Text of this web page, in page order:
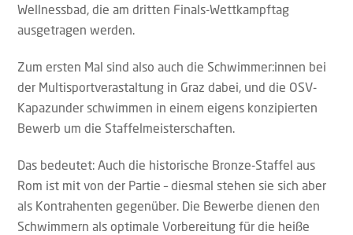
Wellnessbad, die am dritten Finals-Wettkampftag
ausgetragen werden.
Zum ersten Mal sind also auch die Schwimmer:innen bei
der Multisportverastaltung in Graz dabei, und die OSV-
Kapazunder schwimmen in einem eigens konzipierten
Bewerb um die Staffelmeisterschaften.
Das bedeutet: Auch die historische Bronze-Staffel aus
Rom ist mit von der Partie – diesmal stehen sie sich aber
als Kontrahenten gegenüber. Die Bewerbe dienen den
Schwimmern als optimale Vorbereitung für die heiße